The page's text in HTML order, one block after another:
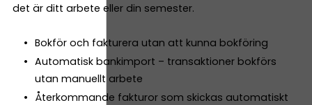
det är ditt arbete eller din semester.
Bokför och fakturera utan att kunna bokföring
Automatisk bankimport – transaktioner bokförs
utan manuellt arbete
Återkommande fakturor som skickas automatiskt